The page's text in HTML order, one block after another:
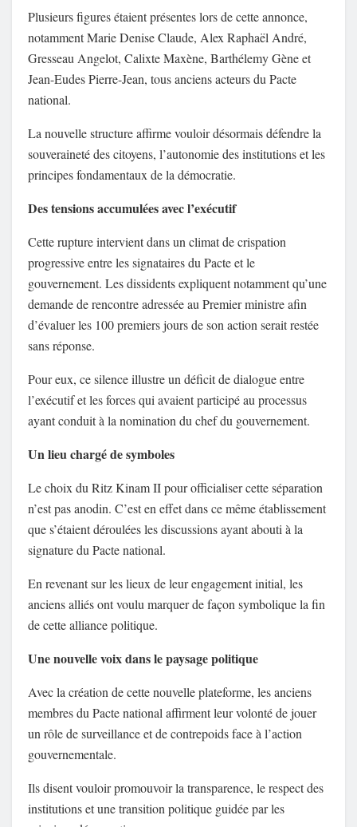
Plusieurs figures étaient présentes lors de cette annonce,
notamment Marie Denise Claude, Alex Raphaël André,
Gresseau Angelot, Calixte Maxène, Barthélemy Gène et
Jean-Eudes Pierre-Jean, tous anciens acteurs du Pacte
national.
La nouvelle structure affirme vouloir désormais défendre la
souveraineté des citoyens, l’autonomie des institutions et les
principes fondamentaux de la démocratie.
Des tensions accumulées avec l’exécutif
Cette rupture intervient dans un climat de crispation
progressive entre les signataires du Pacte et le
gouvernement. Les dissidents expliquent notamment qu’une
demande de rencontre adressée au Premier ministre afin
d’évaluer les 100 premiers jours de son action serait restée
sans réponse.
Pour eux, ce silence illustre un déficit de dialogue entre
l’exécutif et les forces qui avaient participé au processus
ayant conduit à la nomination du chef du gouvernement.
Un lieu chargé de symboles
Le choix du Ritz Kinam II pour officialiser cette séparation
n’est pas anodin. C’est en effet dans ce même établissement
que s’étaient déroulées les discussions ayant abouti à la
signature du Pacte national.
En revenant sur les lieux de leur engagement initial, les
anciens alliés ont voulu marquer de façon symbolique la fin
de cette alliance politique.
Une nouvelle voix dans le paysage politique
Avec la création de cette nouvelle plateforme, les anciens
membres du Pacte national affirment leur volonté de jouer
un rôle de surveillance et de contrepoids face à l’action
gouvernementale.
Ils disent vouloir promouvoir la transparence, le respect des
institutions et une transition politique guidée par les